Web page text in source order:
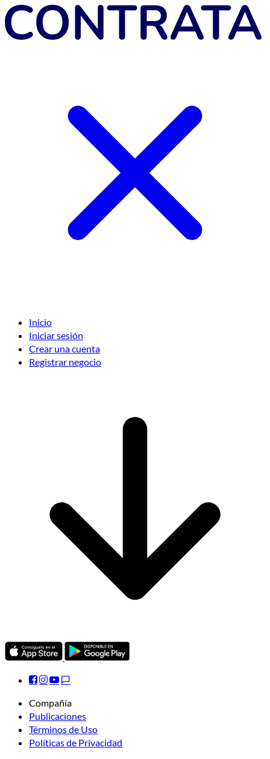
Inicio
Iniciar sesión
Crear una cuenta
Registrar negocio
Compañía
Publicaciones
Términos de Uso
Políticas de Privacidad